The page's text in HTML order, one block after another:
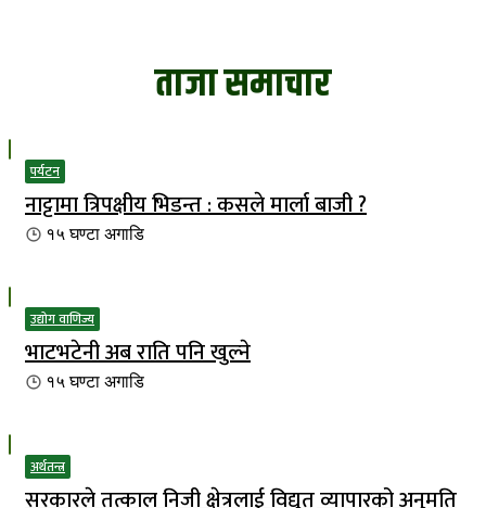
ताजा समाचार
पर्यटन
नाट्टामा त्रिपक्षीय भिडन्त : कसले मार्ला बाजी ?
१५ घण्टा अगाडि
उद्योग वाणिज्य
भाटभटेनी अब राति पनि खुल्ने
१५ घण्टा अगाडि
अर्थतन्त्र
सरकारले तत्काल निजी क्षेत्रलाई विद्युत् व्यापारको अनुमति